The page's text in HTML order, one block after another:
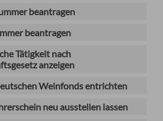
beantragen
beantragen
Tätigkeit nach
anzeigen
Weinfonds entrichten
neu ausstellen lassen